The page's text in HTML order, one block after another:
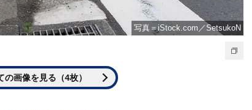
写真＝iStock.com／SetsukoN
の画像を見る（4枚）